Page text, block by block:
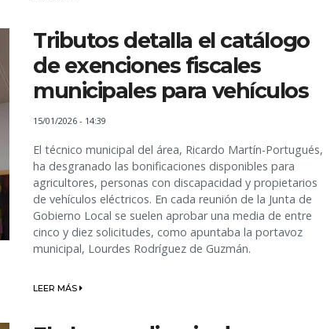
Tributos detalla el catálogo
de exenciones fiscales
municipales para vehículos
15/01/2026 - 14:39
El técnico municipal del área, Ricardo Martín-Portugués,
ha desgranado las bonificaciones disponibles para
agricultores, personas con discapacidad y propietarios
de vehículos eléctricos. En cada reunión de la Junta de
Gobierno Local se suelen aprobar una media de entre
cinco y diez solicitudes, como apuntaba la portavoz
municipal, Lourdes Rodríguez de Guzmán.
LEER MÁS